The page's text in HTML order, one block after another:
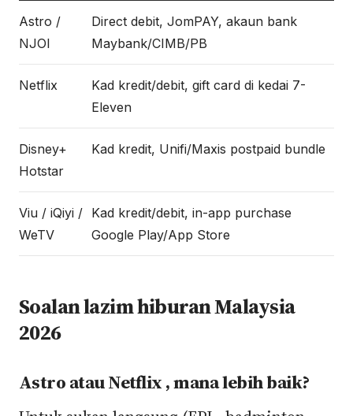
Astro /
NJOI
Direct debit, JomPAY, akaun bank
Maybank/CIMB/PB
Netflix
Kad kredit/debit, gift card di kedai 7-
Eleven
Disney+
Hotstar
Kad kredit, Unifi/Maxis postpaid bundle
Viu / iQiyi /
WeTV
Kad kredit/debit, in-app purchase
Google Play/App Store
Soalan lazim hiburan Malaysia
2026
Astro atau Netflix , mana lebih baik?